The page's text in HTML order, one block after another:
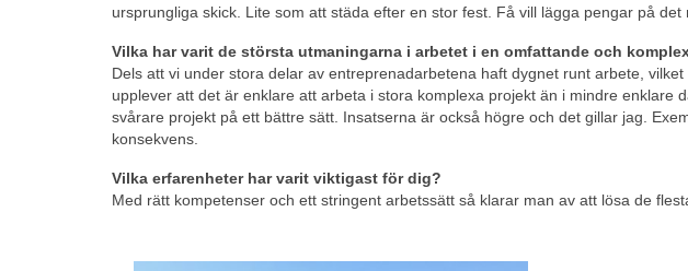
ursprungliga skick. Lite som att städa efter en stor fest. Få vill lägga pengar på det
Vilka har varit de största utmaningarna i arbetet i en omfattande och
Dels att vi under stora delar av entreprenadarbetena haft dygnet runt arbete,
upplever att det är enklare att arbeta i stora komplexa projekt än i mindre enklare
svårare projekt på ett bättre sätt. Insatserna är också högre och det gillar jag.
konsekvens.
Vilka erfarenheter har varit viktigast för dig?
Med rätt kompetenser och ett stringent arbetssätt så klarar man av att lösa de